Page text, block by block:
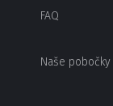
FAQ
Naše pobočky